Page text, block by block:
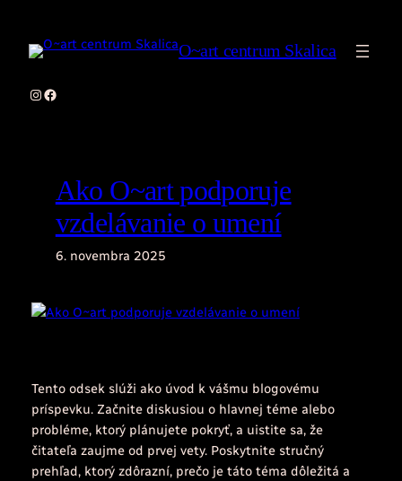
obsah
O~art centrum Skalica
Instagram
Facebook
Ako O~art podporuje
vzdelávanie o umení
6. novembra 2025
Tento odsek slúži ako úvod k vášmu blogovému
príspevku. Začnite diskusiou o hlavnej téme alebo
probléme, ktorý plánujete pokryť, a uistite sa, že
čitateľa zaujme od prvej vety. Poskytnite stručný
prehľad, ktorý zdôrazní, prečo je táto téma dôležitá a